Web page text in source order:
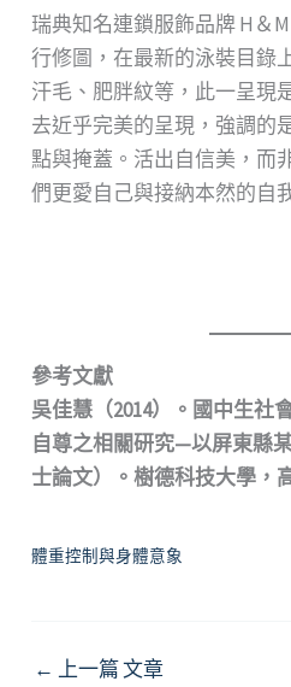
瑞典知名連鎖服飾品牌 H＆
行修圖，在最新的泳裝目錄
汗毛、肥胖紋等，此一呈現
去近乎完美的呈現，強調的
點與掩蓋。活出自信美，而
們更愛自己與接納本然的自
參考文獻
吳佳慧（2014）。國中生社
自尊之相關研究—以屏東縣
士論文）。樹德科技大學，
體重控制與身體意象
← 上一篇 文章